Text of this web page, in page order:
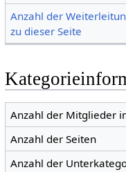
Anzahl der
zu dieser Seite
Anzahl der Mitglieder
Anzahl der Seiten
Anzahl der